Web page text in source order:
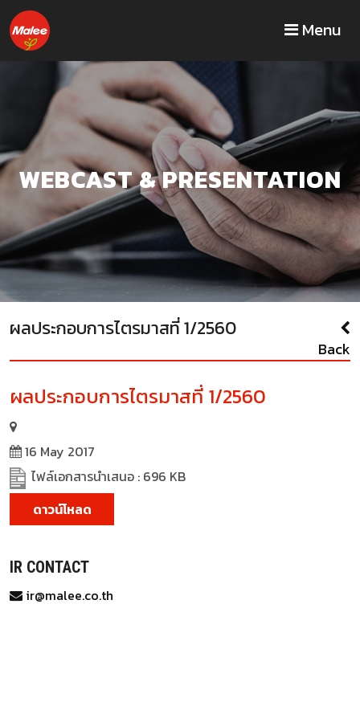
Menu
WEBCAST & PRESENTATION
ผลประกอบการไตรมาสที่ 1/2560
Back
ผลประกอบการไตรมาสที่ 1/2560
16 May 2017
ไฟล์เอกสารนำเสนอ : 696 KB
ดาวน์โหลด
IR CONTACT
ir@malee.co.th